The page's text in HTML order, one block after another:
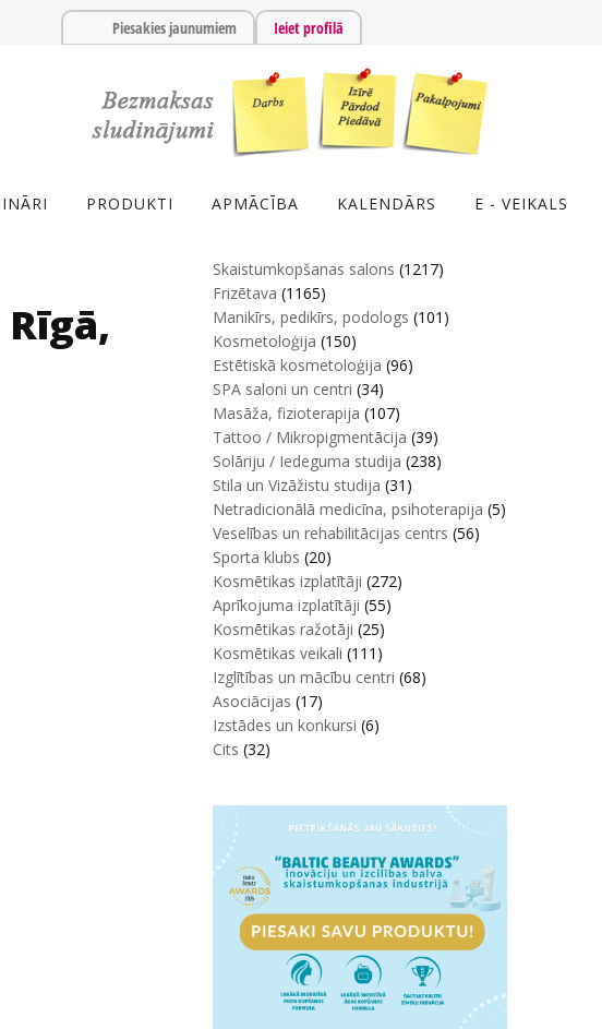
Piesakies jaunumiem Ieiet profilā
PRODUKTI APMĀCĪBA KALENDĀRS E - VEIKALS
Skaistumkopšanas salons (1217)
Frizētava (1165)
Manikīrs, pedikīrs, podologs (101)
Kosmetoloģija (150)
Estētiskā kosmetoloģija (96)
SPA saloni un centri (34)
Masāža, fizioterapija (107)
Tattoo / Mikropigmentācija (39)
Solāriju / Iedeguma studija (238)
Stila un Vizāžistu studija (31)
Netradicionālā medicīna, psihoterapija (5)
Veselības un rehabilitācijas centrs (56)
Sporta klubs (20)
Kosmētikas izplatītāji (272)
Aprīkojuma izplatītāji (55)
Kosmētikas ražotāji (25)
Kosmētikas veikali (111)
Izglītības un mācību centri (68)
Asociācijas (17)
Izstādes un konkursi (6)
Cits (32)